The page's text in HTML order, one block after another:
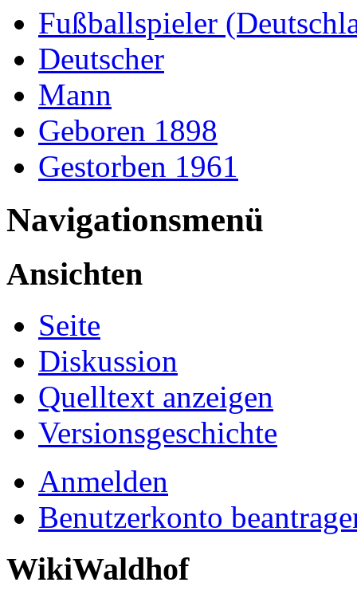
Fußballspieler
Deutscher
Mann
Geboren 1898
Gestorben 1961
Navigationsmenü
Ansichten
Seite
Diskussion
Quelltext anzeigen
Versionsgeschichte
Anmelden
Benutzerkonto
WikiWaldhof